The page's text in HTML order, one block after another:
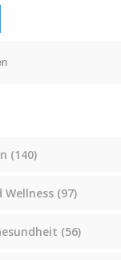
(140)
Wellness (97)
(56)